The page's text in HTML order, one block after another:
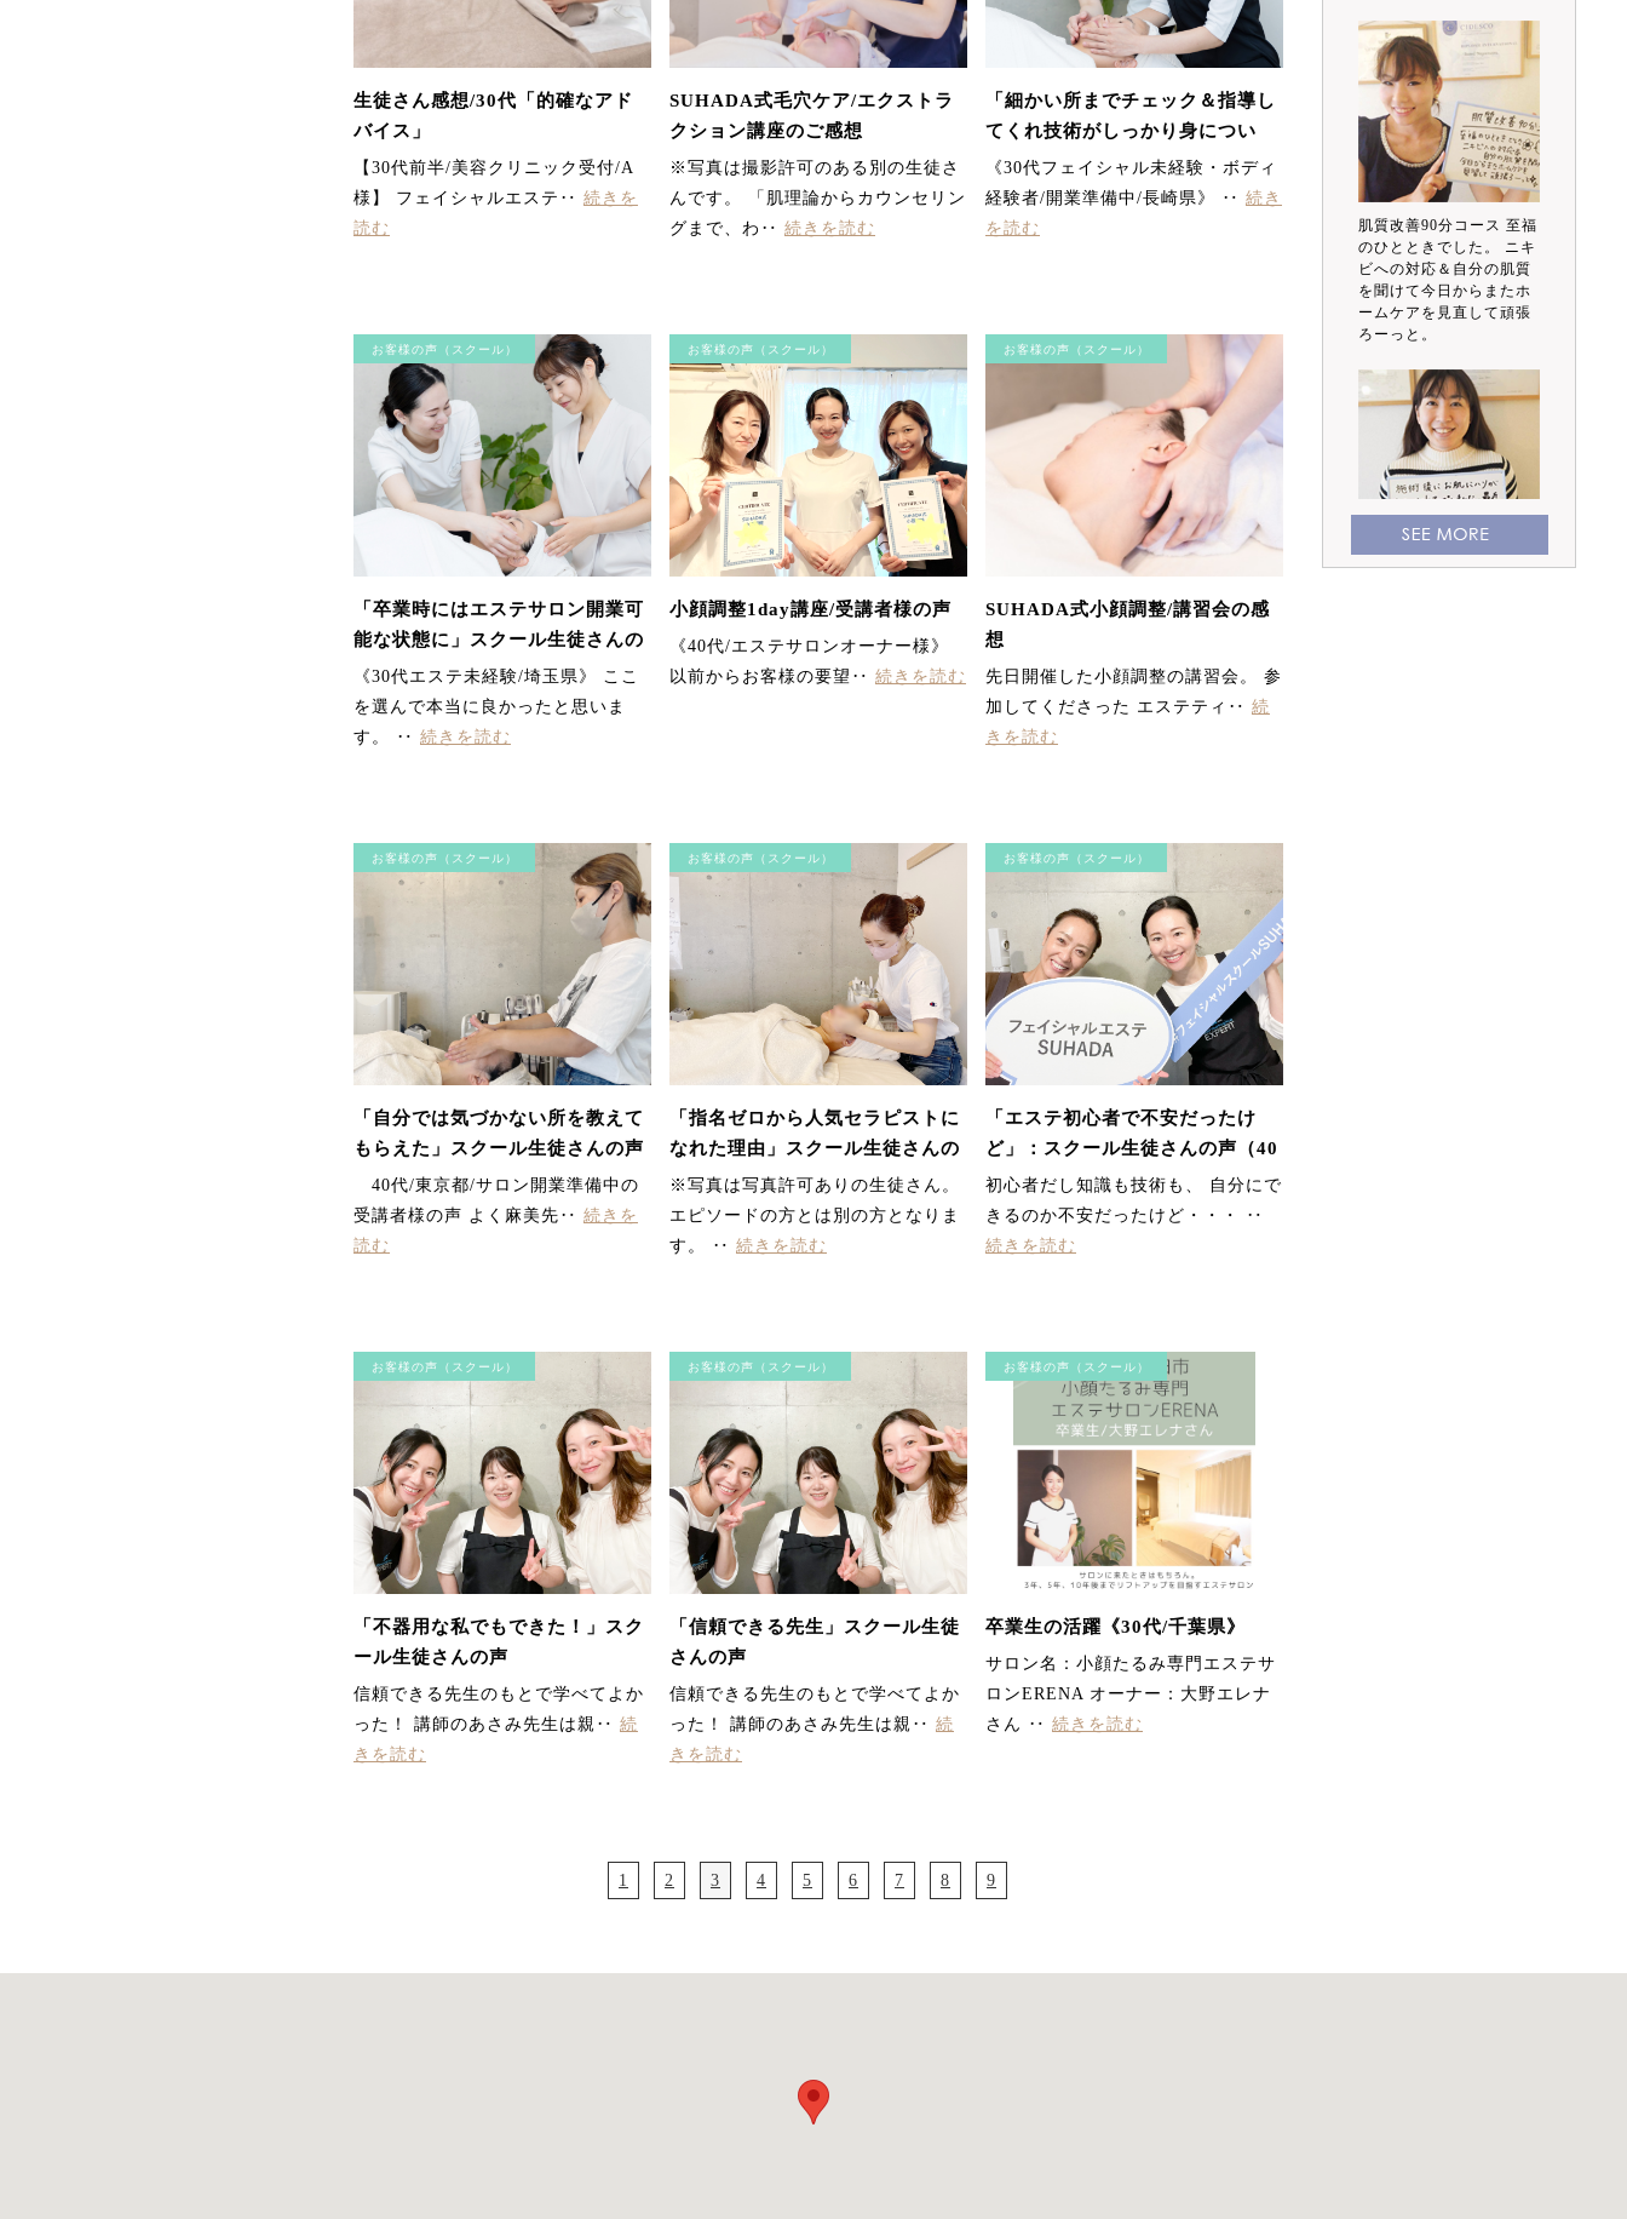
肌質改善90分コース 至福
のひとときでした。 ニキ
ビへの対応＆自分の肌質
を聞けて今日からまたホ
ームケアを見直して頑張
ろーっと。
生徒さん感想/30代「的確なアド
バイス」
【30代前半/美容クリニック受付/A
様】 フェイシャルエステ‥ 続きを
読む
SUHADA式毛穴ケア/エクストラ
クション講座のご感想
※写真は撮影許可のある別の生徒さ
んです。 「肌理論からカウンセリン
グまで、わ‥ 続きを読む
「細かい所までチェック＆指導し
てくれ技術がしっかり身につい
た」スクール生徒さんの声
《30代フェイシャル未経験・ボディ
経験者/開業準備中/長崎県》 ‥ 続き
を読む
お客様の声（スクール）
「卒業時にはエステサロン開業可
能な状態に」スクール生徒さんの
声
《30代エステ未経験/埼玉県》 ここ
を選んで本当に良かったと思いま
す。 ‥ 続きを読む
お客様の声（スクール）
小顔調整1day講座/受講者様の声
《40代/エステサロンオーナー様》
以前からお客様の要望‥ 続きを読む
お客様の声（スクール）
SUHADA式小顔調整/講習会の感
想
先日開催した小顔調整の講習会。 参
加してくださった エステティ‥ 続
きを読む
お客様の声（スクール）
「自分では気づかない所を教えて
もらえた」スクール生徒さんの声
40代/東京都/サロン開業準備中の
受講者様の声 よく麻美先‥ 続きを
読む
お客様の声（スクール）
「指名ゼロから人気セラピストに
なれた理由」スクール生徒さんの
声
※写真は写真許可ありの生徒さん。
エピソードの方とは別の方となりま
す。 ‥ 続きを読む
お客様の声（スクール）
「エステ初心者で不安だったけ
ど」：スクール生徒さんの声（40
代埼玉県）
初心者だし知識も技術も、 自分にで
きるのか不安だったけど・・・ ‥
続きを読む
お客様の声（スクール）
「不器用な私でもできた！」スク
ール生徒さんの声
信頼できる先生のもとで学べてよか
った！ 講師のあさみ先生は親‥ 続
きを読む
お客様の声（スクール）
「信頼できる先生」スクール生徒
さんの声
信頼できる先生のもとで学べてよか
った！ 講師のあさみ先生は親‥ 続
きを読む
お客様の声（スクール）
卒業生の活躍《30代/千葉県》
サロン名：小顔たるみ専門エステサ
ロンERENA オーナー：大野エレナ
さん ‥ 続きを読む
1 2 3 4 5 6 7 8 9